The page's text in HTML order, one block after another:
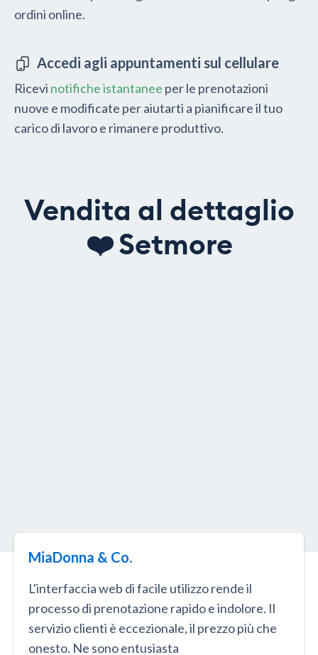
ordini online.
Accedi agli appuntamenti sul cellulare
Ricevi notifiche istantanee per le prenotazioni
nuove e modificate per aiutarti a pianificare il tuo
carico di lavoro e rimanere produttivo.
Vendita al dettaglio
❤️ Setmore
MiaDonna & Co.
L'interfaccia web di facile utilizzo rende il
processo di prenotazione rapido e indolore. Il
servizio clienti è eccezionale, il prezzo più che
onesto. Ne sono entusiasta